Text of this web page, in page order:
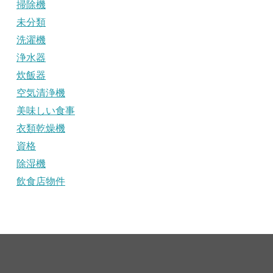
掃除機
未分類
洗濯機
浄水器
炊飯器
空気清浄機
美味しい食事
衣類乾燥機
資格
除湿機
飲食店物件